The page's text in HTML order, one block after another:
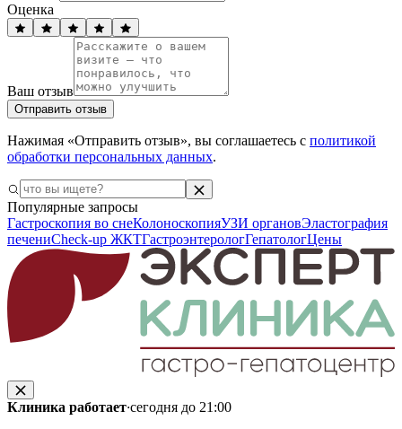
Оценка
Ваш отзыв
Отправить отзыв
Нажимая «Отправить отзыв», вы соглашаетесь с политикой
обработки персональных данных.
Популярные запросы
Гастроскопия во снеКолоноскопияУЗИ органовЭластография
печениCheck-up ЖКТГастроэнтерологГепатологЦены
Клиника работает·сегодня до 21:00